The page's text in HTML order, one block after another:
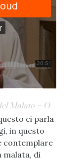
di Mons. Guido Marini
ci parla
in questo
contemplare
malata, di